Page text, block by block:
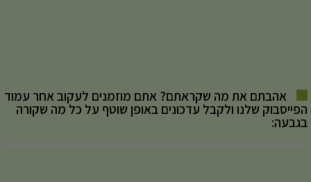
אהבתם את מה שקראתם? אתם מוזמנים לעקוב אחר עמוד
הפייסבוק שלנו ולקבל עדכונים באופן שוטף על כל מה שקורה
בגבעה: